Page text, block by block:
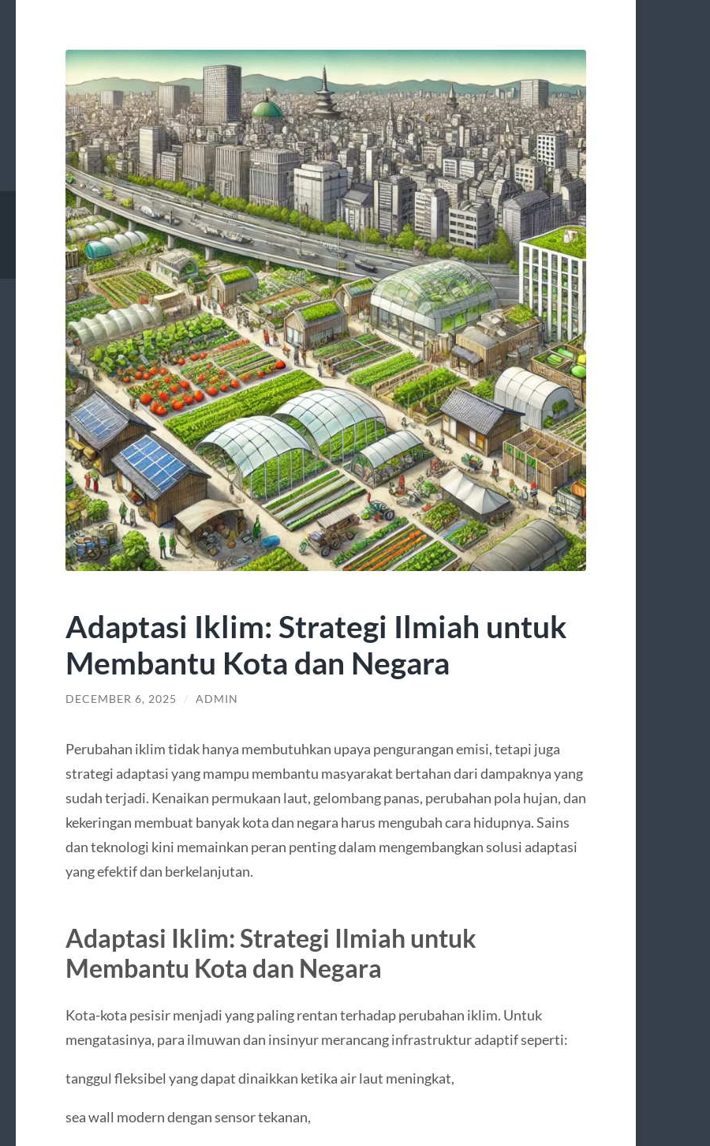
Adaptasi Iklim: Strategi Ilmiah untuk
Membantu Kota dan Negara
DECEMBER 6, 2025 / ADMIN
Perubahan iklim tidak hanya membutuhkan upaya pengurangan emisi, tetapi juga
strategi adaptasi yang mampu membantu masyarakat bertahan dari dampaknya yang
sudah terjadi. Kenaikan permukaan laut, gelombang panas, perubahan pola hujan, dan
kekeringan membuat banyak kota dan negara harus mengubah cara hidupnya. Sains
dan teknologi kini memainkan peran penting dalam mengembangkan solusi adaptasi
yang efektif dan berkelanjutan.
Adaptasi Iklim: Strategi Ilmiah untuk
Membantu Kota dan Negara
Kota-kota pesisir menjadi yang paling rentan terhadap perubahan iklim. Untuk
mengatasinya, para ilmuwan dan insinyur merancang infrastruktur adaptif seperti:
tanggul fleksibel yang dapat dinaikkan ketika air laut meningkat,
sea wall modern dengan sensor tekanan,